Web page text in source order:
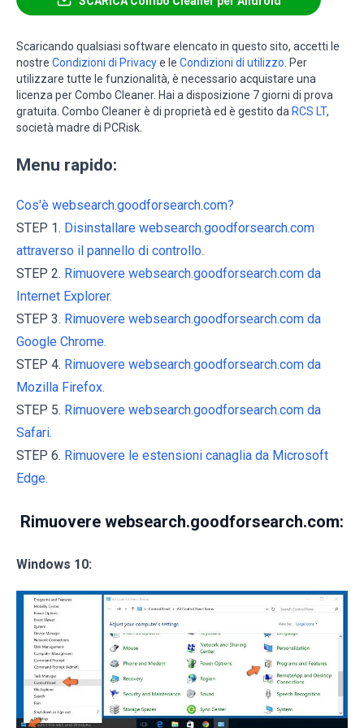
Scaricando qualsiasi software elencato in questo sito, accetti le
nostre Condizioni di Privacye le Condizioni di utilizzo . Per
utilizzare tutte le funzionalità, è necessario acquistare una
licenza per Combo Cleaner. Hai a disposizione 7 giorni di prova
gratuita. Combo Cleaner è di proprietà ed è gestito da RCS LT,
società madre di PCRisk.
Menu rapido:
Cos'è websearch.goodforsearch.com?
STEP 1. Disinstallare websearch.goodforsearch.com
attraverso il pannello di controllo.
STEP 2. Rimuovere websearch.goodforsearch.com da
Internet Explorer.
STEP 3. Rimuovere websearch.goodforsearch.com da
Google Chrome.
STEP 4. Rimuovere websearch.goodforsearch.com da
Mozilla Firefox.
STEP 5. Rimuovere websearch.goodforsearch.com da
Safari.
STEP 6. Rimuovere le estensioni canaglia da Microsoft
Edge.
Rimuovere websearch.goodforsearch.com:
Windows 10: